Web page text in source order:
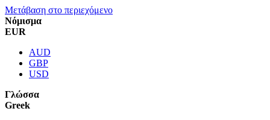
Μετάβαση στο περιεχόμενο
Νόμισμα
EUR
AUD
GBP
USD
Γλώσσα
Greek